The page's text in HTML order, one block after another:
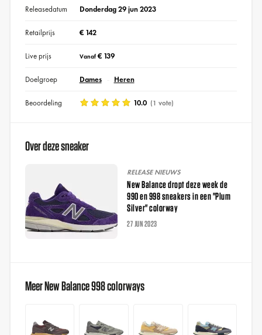
Releasedatum Donderdag 29 jun 2023
Retailprijs € 142
Live prijs Vanaf€ 139
Doelgroep Dames Heren
Beoordeling 10.0 (1 vote)
Over deze sneaker
RELEASE NIEUWS
New Balance dropt deze week de
990 en 998 sneakers in een "Plum
Silver" colorway
27 JUN 2023
Meer New Balance 998 colorways